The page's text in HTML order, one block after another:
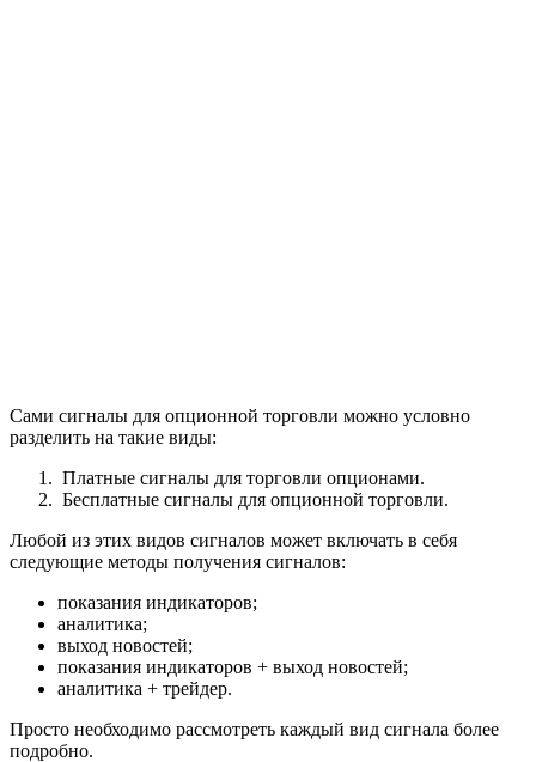
Сами сигналы для опционной торговли можно условно
разделить на такие виды:
Платные сигналы для торговли опционами.
Бесплатные сигналы для опционной торговли.
Любой из этих видов сигналов может включать в себя
следующие методы получения сигналов:
показания индикаторов;
аналитика;
выход новостей;
показания индикаторов + выход новостей;
аналитика + трейдер.
Просто необходимо рассмотреть каждый вид сигнала более
подробно.